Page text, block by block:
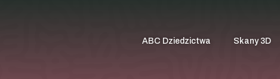
ABC Dziedzictwa Skany 3D